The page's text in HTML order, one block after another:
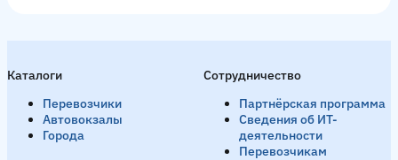
Каталоги
Перевозчики
Автовокзалы
Города
Сотрудничество
Партнёрская программа
Сведения об ИТ-
деятельности
Перевозчикам